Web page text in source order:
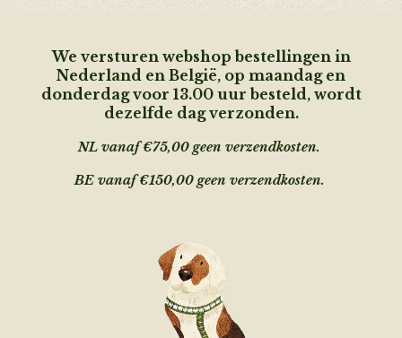
We versturen webshop bestellingen in
Nederland en België, op maandag en
donderdag voor 13.00 uur besteld, wordt
dezelfde dag verzonden.
NL vanaf €75,00 geen verzendkosten.
BE vanaf €150,00 geen verzendkosten.